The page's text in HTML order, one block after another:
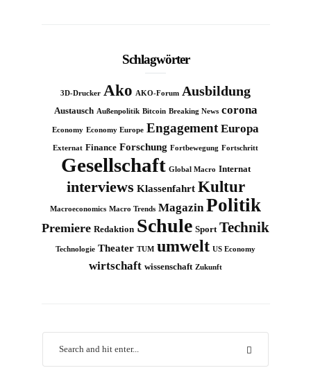
Schlagwörter
3D-Drucker Ako AKO-Forum Ausbildung
Austausch Außenpolitik Bitcoin Breaking News corona
Economy Economy Europe Engagement Europa
Externat Finance Forschung Fortbewegung Fortschritt
Gesellschaft Global Macro Internat
interviews Klassenfahrt Kultur
Macroeconomics Macro Trends Magazin Politik
Premiere Redaktion Schule Sport Technik
Technologie Theater TUM umwelt US Economy
wirtschaft wissenschaft Zukunft